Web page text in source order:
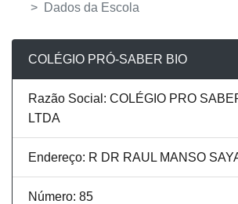
Dados da Escola
COLÉGIO PRÓ-SABER BIO
Razão Social: COLÉGIO PRO
LTDA
Endereço: R DR RAUL MANSO
Número: 85